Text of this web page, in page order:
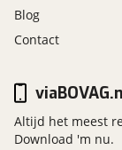
Blog
Contact
Altijd het meest
Download 'm nu.